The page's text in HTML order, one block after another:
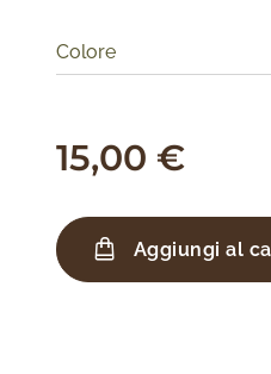
Colore
15,00 €
Aggiungi al